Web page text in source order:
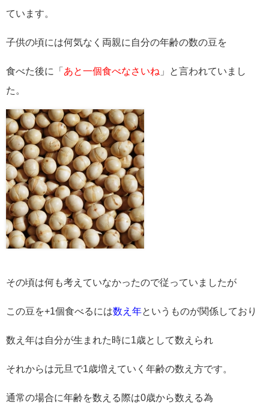
ています。
子供の頃には何気なく両親に自分の年齢の数の豆を
食べた後に「 あと一個食べなさいね 」と言われていまし
た。
その頃は何も考えていなかったので従っていましたが
この豆を+1個食べるには数え年というものが関係しており
数え年は自分が生まれた時に1歳として数えられ
それからは元旦で1歳増えていく年齢の数え方です。
通常の場合に年齢を数える際は0歳から数える為